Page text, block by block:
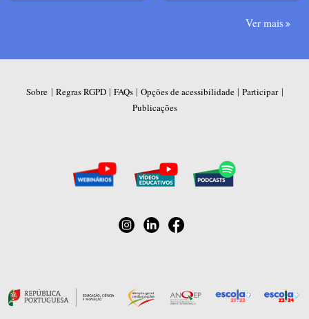
Ver mais
Sobre | Regras RGPD| FAQs| Opções de acessibilidade| Participar|
Publicações